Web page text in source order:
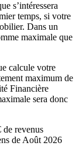
s’intéressera
temps, si votre
Dans un
maximale que
calcule votre
maximum de
Financière
sera donc
de revenus
de Août 2026